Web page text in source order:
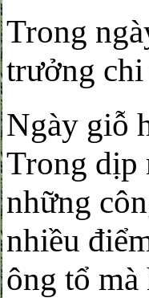
Trong
trưởng chi
Ngày giỗ
Trong dịp
những
nhiều
ông tổ